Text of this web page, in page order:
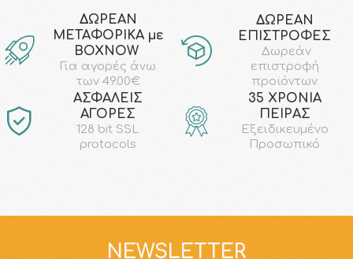
ΔΩΡΕΑΝ
ΜΕΤΑΦΟΡΙΚΑ με
ΒΟΧΝΟW
Για αγορές άνω
των 49.00€
ΔΩΡΕΑΝ
ΕΠΙΣΤΡΟΦΕΣ
Δωρεάν
επιστροφή
προϊόντων
AΣΦΑΛΕΙΣ
ΑΓΟΡΕΣ
128 bit SSL
protocols
35 ΧΡΟΝΙΑ
ΠΕΙΡΑΣ
Εξειδικευμένο
Προσωπικό
NEWSLETTER